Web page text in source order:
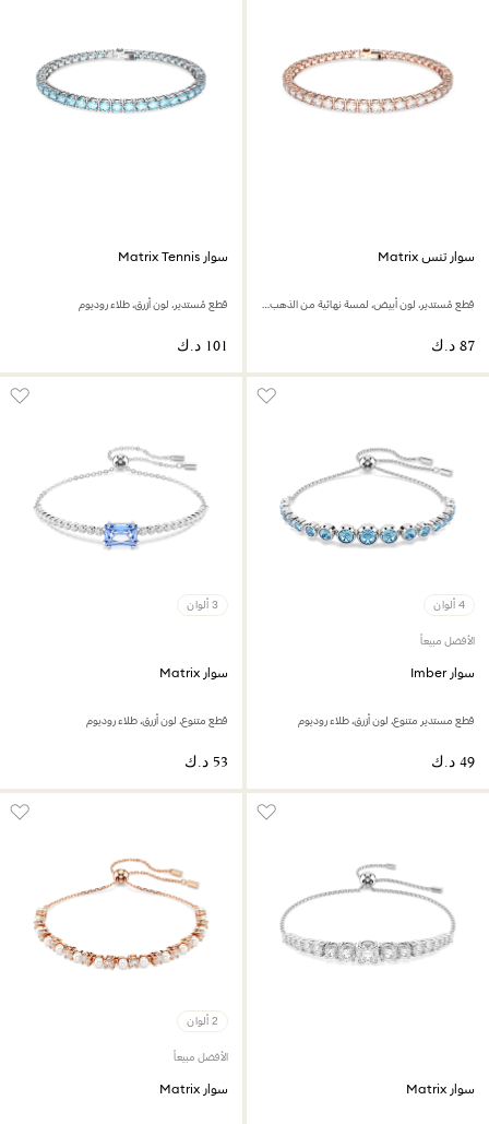
سوار تنس Matrix
قطع مُستدير، لون أبيض، لمسة نهائية من الذهب الوردي عيار 18 قيراط
سوار Matrix Tennis
قطع مُستدير، لون أزرق، طلاء روديوم
4 ألوان
الأفضل مبيعاً
سوار Imber
قطع مستدير متنوع، لون أزرق، طلاء روديوم
3 ألوان
سوار Matrix
قطع متنوع، لون أزرق، طلاء روديوم
سوار Matrix
2 ألوان
الأفضل مبيعاً
سوار Matrix